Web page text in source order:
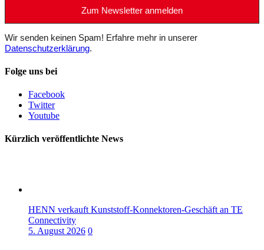
Wir senden keinen Spam! Erfahre mehr in unserer
Datenschutzerklärung.
Folge uns bei
Facebook
Twitter
Youtube
Kürzlich veröffentlichte News
HENN verkauft Kunststoff-Konnektoren-Geschäft an TE
Connectivity
5. August 2026 0